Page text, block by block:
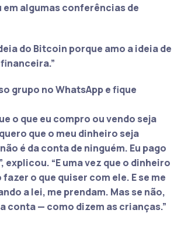
em algumas conferências de
do Bitcoin porque amo a ideia de
grupo no WhatsApp e fique
o que eu compro ou vendo seja
que o meu dinheiro seja
é da conta de ninguém. Eu pago
, explicou. “E uma vez que o dinheiro
fazer o que quiser com ele. E se me
a lei, me prendam. Mas se não,
conta — como dizem as crianças.”